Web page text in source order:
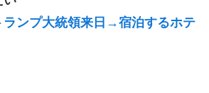
ランプ大統領来日→宿泊するホテ